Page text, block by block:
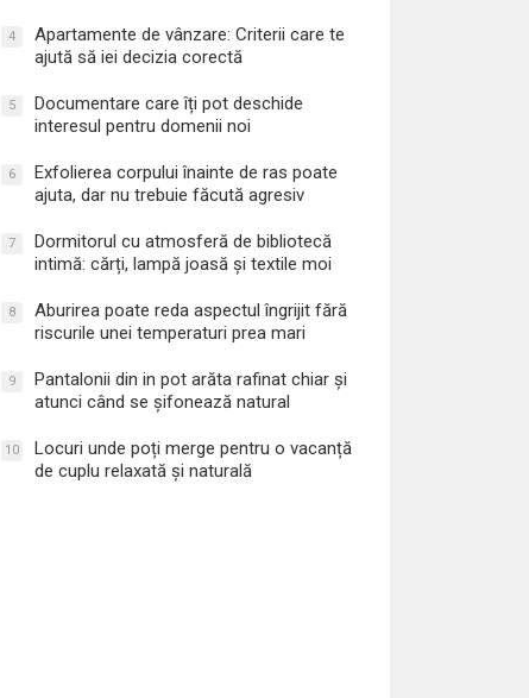
4
Apartamente de vânzare: Criterii care te
ajută să iei decizia corectă
5
Documentare care îți pot deschide
interesul pentru domenii noi
6
Exfolierea corpului înainte de ras poate
ajuta, dar nu trebuie făcută agresiv
7
Dormitorul cu atmosferă de bibliotecă
intimă: cărți, lampă joasă și textile moi
8
Aburirea poate reda aspectul îngrijit fără
riscurile unei temperaturi prea mari
9
Pantalonii din in pot arăta rafinat chiar și
atunci când se șifonează natural
10
Locuri unde poți merge pentru o vacanță
de cuplu relaxată și naturală